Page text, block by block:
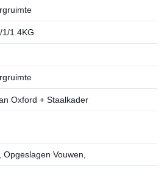
1.4KG
Oxford + Staalkader
Opgeslagen Vouwen,